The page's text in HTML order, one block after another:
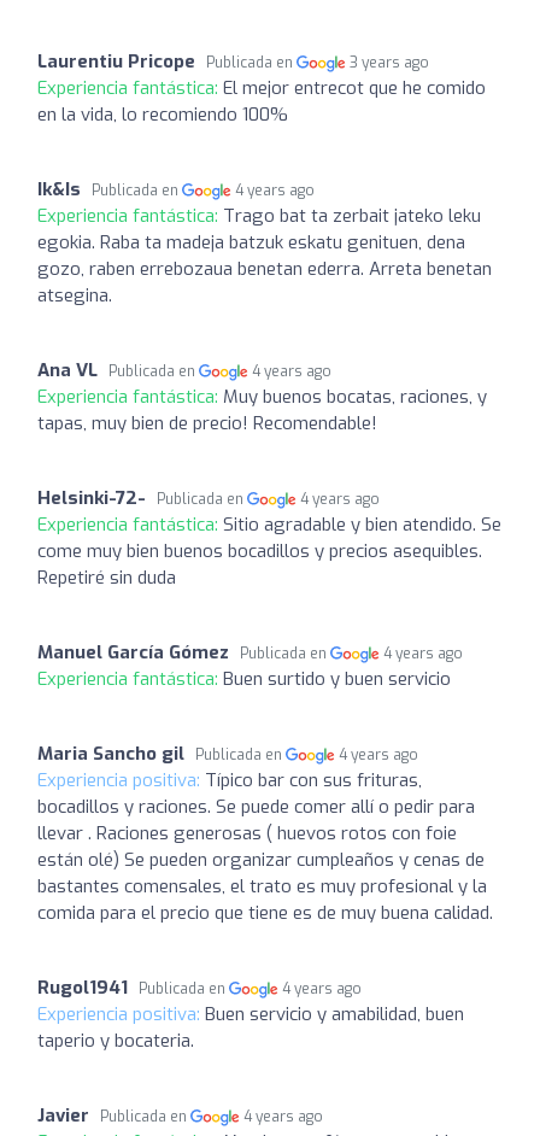
Laurentiu Pricope Publicada en 3 years ago
Experiencia fantástica: El mejor entrecot que he comido
en la vida, lo recomiendo 100%
Ik&Is Publicada en 4 years ago
Experiencia fantástica: Trago bat ta zerbait jateko leku
egokia. Raba ta madeja batzuk eskatu genituen, dena
gozo, raben errebozaua benetan ederra. Arreta benetan
atsegina.
Ana VL Publicada en 4 years ago
Experiencia fantástica: Muy buenos bocatas, raciones, y
tapas, muy bien de precio! Recomendable!
Helsinki-72- Publicada en 4 years ago
Experiencia fantástica: Sitio agradable y bien atendido. Se
come muy bien buenos bocadillos y precios asequibles.
Repetiré sin duda
Manuel García Gómez Publicada en 4 years ago
Experiencia fantástica: Buen surtido y buen servicio
Maria Sancho gil Publicada en 4 years ago
Experiencia positiva: Típico bar con sus frituras,
bocadillos y raciones. Se puede comer allí o pedir para
llevar . Raciones generosas ( huevos rotos con foie
están olé) Se pueden organizar cumpleaños y cenas de
bastantes comensales, el trato es muy profesional y la
comida para el precio que tiene es de muy buena calidad.
Rugol1941 Publicada en 4 years ago
Experiencia positiva: Buen servicio y amabilidad, buen
taperio y bocateria.
Javier Publicada en 4 years ago